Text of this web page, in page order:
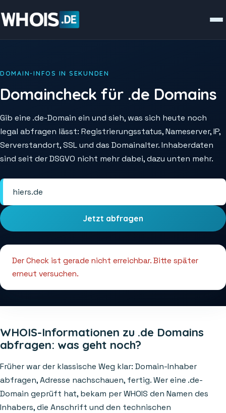
DOMAIN-INFOS IN SEKUNDEN
Domaincheck für .de Domains
Gib eine .de-Domain ein und sieh, was sich heute noch
legal abfragen lässt: Registrierungsstatus, Nameserver, IP,
Serverstandort, SSL und das Domainalter. Inhaberdaten
sind seit der DSGVO nicht mehr dabei, dazu unten mehr.
Jetzt abfragen
Der Check ist gerade nicht erreichbar. Bitte später
erneut versuchen.
WHOIS-Informationen zu .de Domains
abfragen: was geht noch?
Früher war der klassische Weg klar: Domain-Inhaber
abfragen, Adresse nachschauen, fertig. Wer eine .de-
Domain geprüft hat, bekam per WHOIS den Namen des
Inhabers, die Anschrift und den technischen